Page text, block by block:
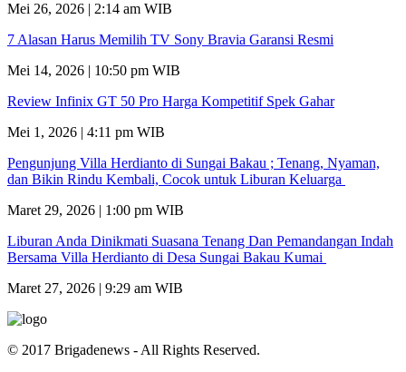
Mei 26, 2026 | 2:14 am WIB
7 Alasan Harus Memilih TV Sony Bravia Garansi Resmi
Mei 14, 2026 | 10:50 pm WIB
Review Infinix GT 50 Pro Harga Kompetitif Spek Gahar
Mei 1, 2026 | 4:11 pm WIB
Pengunjung Villa Herdianto di Sungai Bakau ; Tenang, Nyaman,
dan Bikin Rindu Kembali, Cocok untuk Liburan Keluarga
Maret 29, 2026 | 1:00 pm WIB
Liburan Anda Dinikmati Suasana Tenang Dan Pemandangan Indah
Bersama Villa Herdianto di Desa Sungai Bakau Kumai
Maret 27, 2026 | 9:29 am WIB
© 2017 Brigadenews - All Rights Reserved.